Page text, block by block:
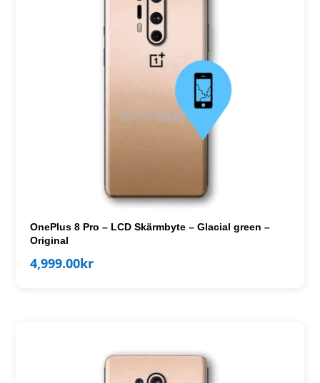
OnePlus 8 Pro – LCD Skärmbyte – Glacial green –
Original
4,999.00kr